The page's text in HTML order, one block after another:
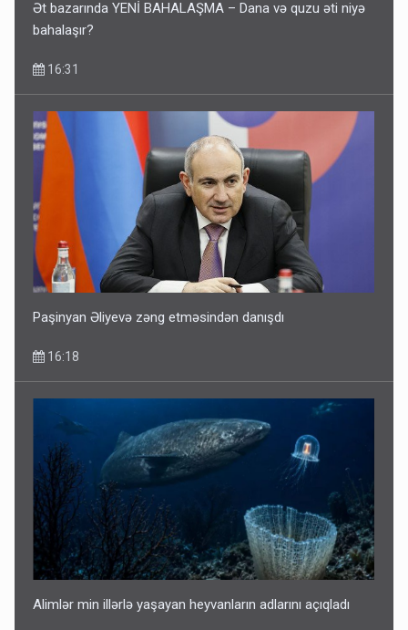
Ət bazarında YENİ BAHALAŞMA – Dana və quzu əti niyə
bahalaşır?
16:31
Paşinyan Əliyevə zəng etməsindən danışdı
16:18
Alimlər min illərlə yaşayan heyvanların adlarını açıqladı